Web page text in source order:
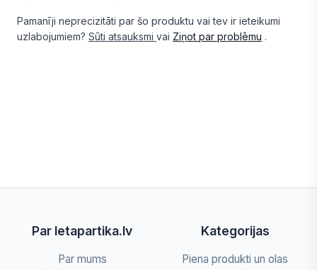
Pamanīji neprecizitāti par šo produktu vai tev ir ieteikumi
uzlabojumiem? Sūti atsauksmi vai Ziņot par problēmu .
Par letapartika.lv
Par mums
Kategorijas
Piena produkti un olas